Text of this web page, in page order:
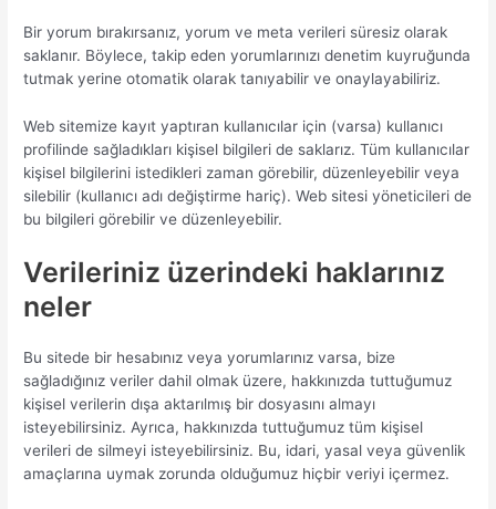
Bir yorum bırakırsanız, yorum ve meta verileri süresiz olarak
saklanır. Böylece, takip eden yorumlarınızı denetim kuyruğunda
tutmak yerine otomatik olarak tanıyabilir ve onaylayabiliriz.
Web sitemize kayıt yaptıran kullanıcılar için (varsa) kullanıcı
profilinde sağladıkları kişisel bilgileri de saklarız. Tüm kullanıcılar
kişisel bilgilerini istedikleri zaman görebilir, düzenleyebilir veya
silebilir (kullanıcı adı değiştirme hariç). Web sitesi yöneticileri de
bu bilgileri görebilir ve düzenleyebilir.
Verileriniz üzerindeki haklarınız
neler
Bu sitede bir hesabınız veya yorumlarınız varsa, bize
sağladığınız veriler dahil olmak üzere, hakkınızda tuttuğumuz
kişisel verilerin dışa aktarılmış bir dosyasını almayı
isteyebilirsiniz. Ayrıca, hakkınızda tuttuğumuz tüm kişisel
verileri de silmeyi isteyebilirsiniz. Bu, idari, yasal veya güvenlik
amaçlarına uymak zorunda olduğumuz hiçbir veriyi içermez.